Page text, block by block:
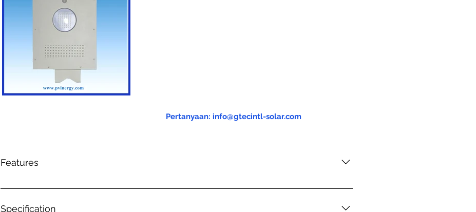
Pertanyaan: info@gtecintl-solar.com
Features
1.High Performance solar lights 2.Lights up automatically every night / auto - off switch
Specification